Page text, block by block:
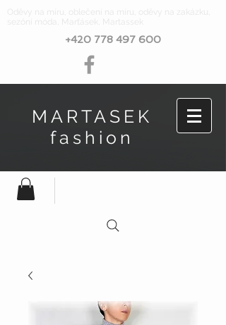
Oděvy na míru, oblečení na míru, oděvy na zakázku,
sezóní móda, Marťásek, Martassek
+420 778 497 600
MARTASEK
fashion